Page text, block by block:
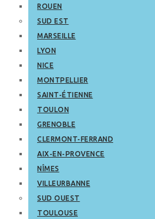
ROUEN
SUD EST
MARSEILLE
LYON
NICE
MONTPELLIER
SAINT-ÉTIENNE
TOULON
GRENOBLE
CLERMONT-FERRAND
AIX-EN-PROVENCE
NÎMES
VILLEURBANNE
SUD OUEST
TOULOUSE